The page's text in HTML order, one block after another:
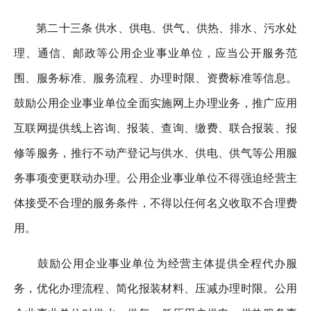
第二十三条 供水、供电、供气、供热、排水、污水处
理、通信、邮政等公用企业事业单位，应当公开服务范
围、服务标准、服务流程、办理时限、资费标准等信息。
鼓励公用企业事业单位全面实施网上办理业务，推广应用
互联网提供线上咨询、报装、查询、缴费、联合报装、报
修等服务，推行不动产登记与供水、供电、供气等公用服
务事项变更联动办理。公用企业事业单位不得强迫经营主
体接受不合理的服务条件，不得以任何名义收取不合理费
用。
鼓励公用企业事业单位为经营主体提供全程代办服
务，优化办理流程、简化报装材料、压减办理时限。公用